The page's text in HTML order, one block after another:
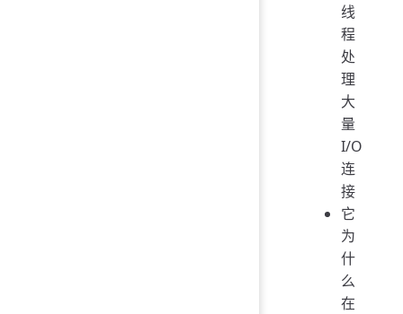
线
程
处
理
大
量
I/O
连
接
它
为
什
么
在